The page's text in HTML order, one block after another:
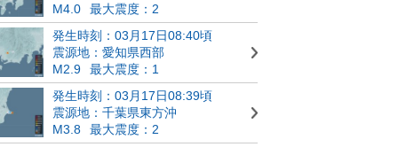
M4.0
最大震度：2
発生時刻：03月17日08:40頃
震源地：愛知県西部
M2.9
最大震度：1
発生時刻：03月17日08:39頃
震源地：千葉県東方沖
M3.8
最大震度：2